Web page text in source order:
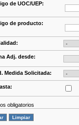
de UOC/UEP:
de producto:
Adj. desde:
Medida Solicitada:
obligatorios